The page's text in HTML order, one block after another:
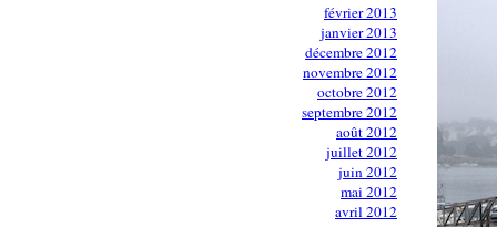
février 2013
janvier 2013
décembre 2012
novembre 2012
octobre 2012
septembre 2012
août 2012
juillet 2012
juin 2012
mai 2012
avril 2012